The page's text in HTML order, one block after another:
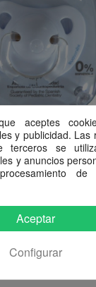
4,15 €
EVOLUTION...
AÑADIR AL CARRITO
aceptes
y publicidad. Las
terceros se
y anuncios
de
Aceptar
Configurar